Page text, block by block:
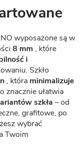
wyposażone są w
8 mm , które
i
Szkło
, która minimalizuje
znacznie ułatwia
szkła – od
grafitowe, po
wybrać
Twoim